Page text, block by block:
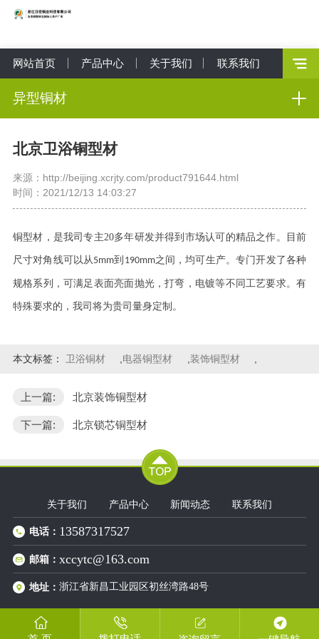
网站首页 产品中心 关于我们 联系我们
异型铜材
北京卫浴铜型材
来源：http://beijing.xcrjty.com/product791644.html
时间：2021/12/13 14:03:27
铜型材，是我司专主20多年研发并得到市场认可的精品之作。目前
尺寸对角线可以从 5mm到 190mm之间，均可生产。专门开发了各种
规格系列，可满足表面亮面抛光，打弯，电镀等不同工艺要求。有
特殊要求的，我司将为贵司量身定制。
本文标签： 卫浴铜材 电器铜型材 装饰铜型材
上一篇: 北京装饰铜型材
下一篇: 北京锁芯铜型材
关于我们 产品中心 新闻动态 联系我们
电话： 13587317527
邮箱：xccytc@163.com
地址：浙江省新昌工业园区初丝湾路48号